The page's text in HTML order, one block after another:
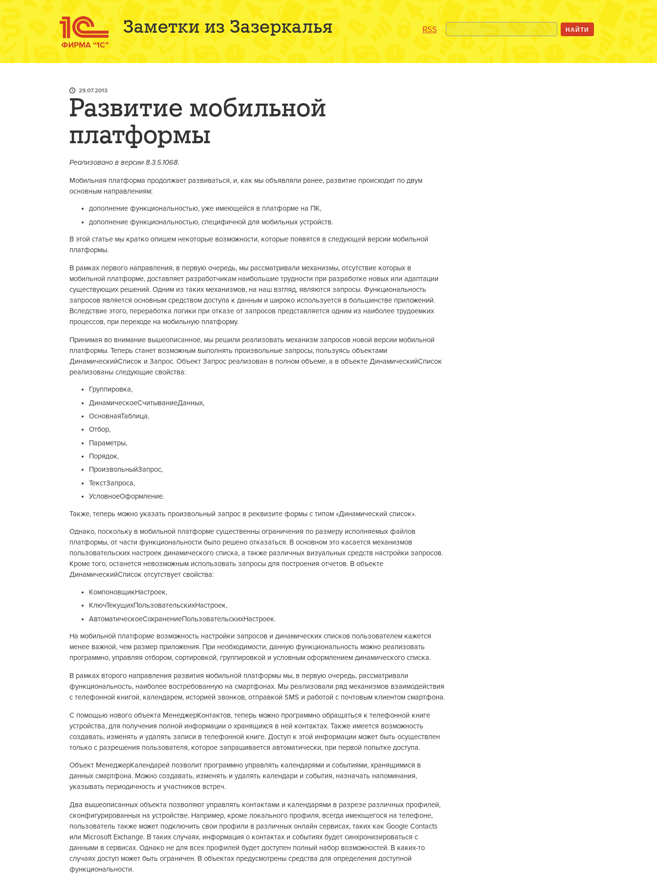
Заметки из Зазеркалья RSS
29.07.2013
Развитие мобильной
платформы
Реализовано в версии 8.3.5.1068.
Мобильная платформа продолжает развиваться, и, как мы объявляли ранее, развитие происходит по двум
основным направлениям:
дополнение функциональностью, уже имеющейся в платформе на ПК,
дополнение функциональностью, специфичной для мобильных устройств.
В этой статье мы кратко опишем некоторые возможности, которые появятся в следующей версии мобильной
платформы.
В рамках первого направления, в первую очередь, мы рассматривали механизмы, отсутствие которых в
мобильной платформе, доставляет разработчикам наибольшие трудности при разработке новых или адаптации
существующих решений. Одним из таких механизмов, на наш взгляд, являются запросы. Функциональность
запросов является основным средством доступа к данным и широко используется в большинстве приложений.
Вследствие этого, переработка логики при отказе от запросов представляется одним из наиболее трудоемких
процессов, при переходе на мобильную платформу.
Принимая во внимание вышеописанное, мы решили реализовать механизм запросов новой версии мобильной
платформы. Теперь станет возможным выполнять произвольные запросы, пользуясь объектами
ДинамическийСписок и Запрос. Объект Запрос реализован в полном объеме, а в объекте ДинамическийСписок
реализованы следующие свойства:
Группировка,
ДинамическоеСчитываниеДанных,
ОсновнаяТаблица,
Отбор,
Параметры,
Порядок,
ПроизвольныйЗапрос,
ТекстЗапроса,
УсловноеОформление.
Также, теперь можно указать произвольный запрос в реквизите формы с типом «Динамический список».
Однако, поскольку в мобильной платформе существенны ограничения по размеру исполняемых файлов
платформы, от части функциональности было решено отказаться. В основном это касается механизмов
пользовательских настроек динамического списка, а также различных визуальных средств настройки запросов.
Кроме того, останется невозможным использовать запросы для построения отчетов. В объекте
ДинамическийСписок отсутствует свойства:
КомпоновщикНастроек,
КлючТекущихПользовательскихНастроек,
АвтоматическоеСохранениеПользовательскихНастроек.
На мобильной платформе возможность настройки запросов и динамических списков пользователем кажется
менее важной, чем размер приложения. При необходимости, данную функциональность можно реализовать
программно, управляя отбором, сортировкой, группировкой и условным оформлением динамического списка.
В рамках второго направления развития мобильной платформы мы, в первую очередь, рассматривали
функциональность, наиболее востребованную на смартфонах. Мы реализовали ряд механизмов взаимодействия
с телефонной книгой, календарем, историей звонков, отправкой SMS и работой с почтовым клиентом смартфона.
С помощью нового объекта МенеджерКонтактов, теперь можно программно обращаться к телефонной книге
устройства, для получения полной информации о хранящихся в ней контактах. Также имеется возможность
создавать, изменять и удалять записи в телефонной книге. Доступ к этой информации может быть осуществлен
только с разрешения пользователя, которое запрашивается автоматически, при первой попытке доступа.
Объект МенеджерКалендарей позволит программно управлять календарями и событиями, хранящимися в
данных смартфона. Можно создавать, изменять и удалять календари и события, назначать напоминания,
указывать периодичность и участников встреч.
Два вышеописанных объекта позволяют управлять контактами и календарями в разрезе различных профилей,
сконфигурированных на устройстве. Например, кроме локального профиля, всегда имеющегося на телефоне,
пользователь также может подключить свои профили в различных онлайн сервисах, таких как Google Contacts
или Microsoft Exchange. В таких случаях, информация о контактах и событиях будет синхронизироваться с
данными в сервисах. Однако не для всех профилей будет доступен полный набор возможностей. В каких-то
случаях доступ может быть ограничен. В объектах предусмотрены средства для определения доступной
функциональности.